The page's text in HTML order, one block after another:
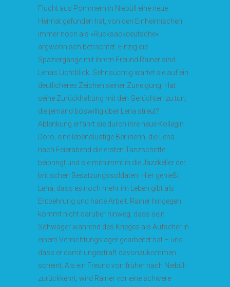
Flucht aus Pommern in Niebüll eine neue
Heimat gefunden hat, von den Einheimischen
immer noch als »Rucksackdeutsche«
argwöhnisch betrachtet. Einzig die
Spaziergänge mit ihrem Freund Rainer sind
Lenas Lichtblick. Sehnsüchtig wartet sie auf ein
deutlicheres Zeichen seiner Zuneigung. Hat
seine Zurückhaltung mit den Gerüchten zu tun,
die jemand böswillig über Lena streut?
Ablenkung erfährt sie durch ihre neue Kollegin
Doro, eine lebenslustige Berlinerin, die Lena
nach Feierabend die ersten Tanzschritte
beibringt und sie mitnimmt in die Jazzkeller der
britischen Besatzungssoldaten. Hier genießt
Lena, dass es noch mehr im Leben gibt als
Entbehrung und harte Arbeit. Rainer hingegen
kommt nicht darüber hinweg, dass sein
Schwager während des Krieges als Aufseher in
einem Vernichtungslager gearbeitet hat – und
dass er damit ungestraft davonzukommen
scheint. Als ein Freund von früher nach Niebüll
zurückkehrt, wird Rainer vor eine schwere